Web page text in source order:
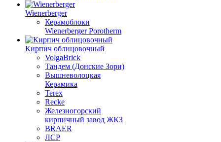
Wienerberger
Керамоблоки
Wienerberger Porotherm
Кирпич облицовочный
VolgaBrick
Тандем (Донские Зори)
Вышневолоцкая
Керамика
Terex
Recke
Железногорский
кирпичный завод ЖКЗ
BRAER
ЛСР